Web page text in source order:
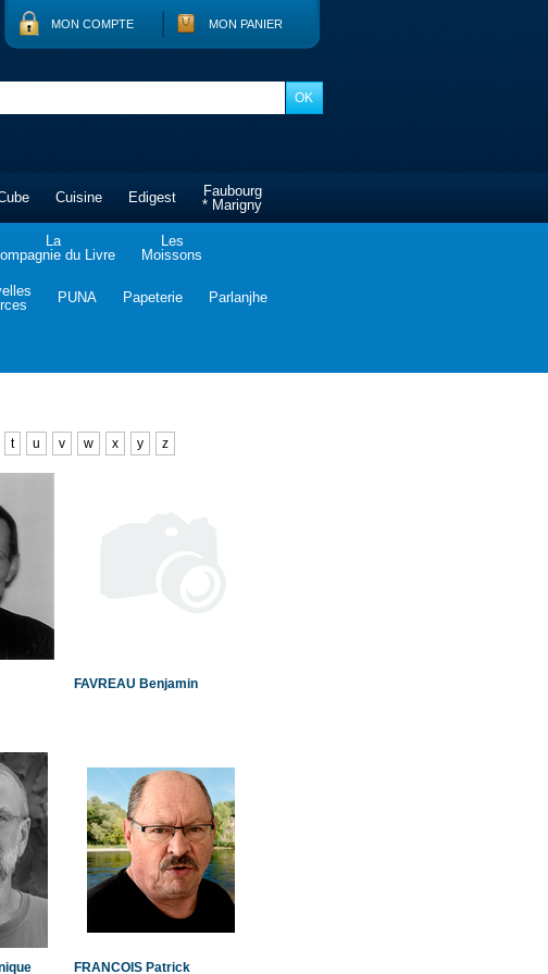
MON COMPTE MON PANIER
Cuisine Edigest
Faubourg
* Marigny
La
du Livre
Les
Moissons
PUNA Papeterie Parlanjhe
t u v w x y z
FAVREAU Benjamin
FRANCOIS Patrick